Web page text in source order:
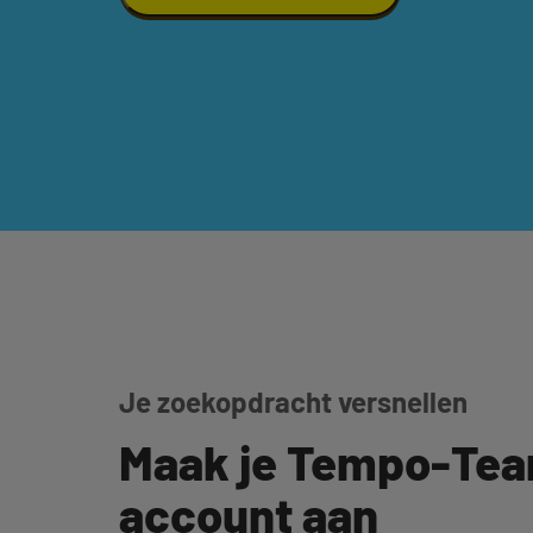
Je zoekopdracht versnellen
Maak je Tempo-
account aan